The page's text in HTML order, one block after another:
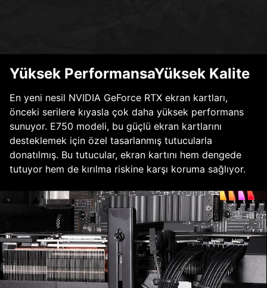
Yüksek PerformansaYüksek Kalite
En yeni nesil NVIDIA GeForce RTX ekran kartları,
önceki serilere kıyasla çok daha yüksek performans
sunuyor. E750 modeli, bu güçlü ekran kartlarını
desteklemek için özel tasarlanmış tutucularla
donatılmış. Bu tutucular, ekran kartını hem dengede
tutuyor hem de kırılma riskine karşı koruma sağlıyor.